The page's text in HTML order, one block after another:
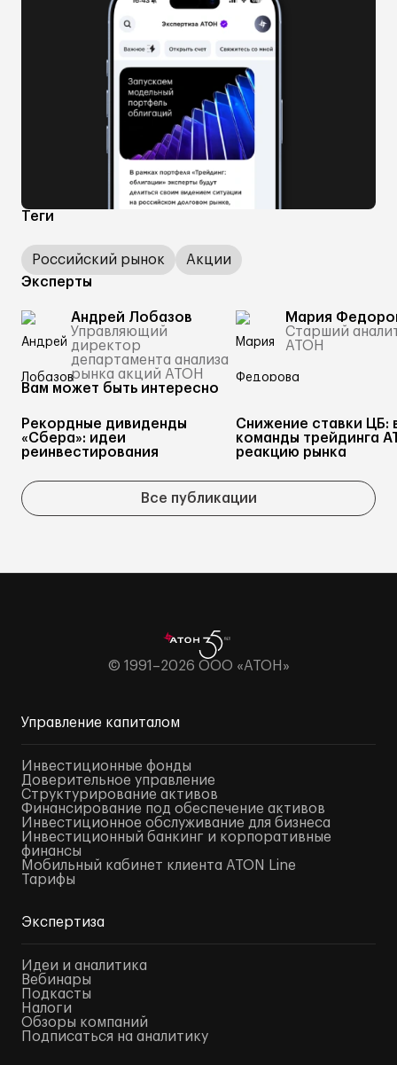
Теги
Российский рынок
Акции
Эксперты
Андрей Лобазов
Управляющий
директор
департамента анализа
рынка акций АТОН
Мария
Старший
АТОН
Вам может быть интересно
Рекордные дивиденды
«Сбера»: идеи
реинвестирования
Снижение ставки ЦБ:
команды трейдинга
реакцию рынка
Все публикации
© 1991–2026 ООО «АТОН»
Управление капиталом
Инвестиционные фонды
Доверительное управление
Структурирование активов
Финансирование под обеспечение активов
Инвестиционное обслуживание для бизнеса
Инвестиционный банкинг и корпоративные
финансы
Мобильный кабинет клиента ATON Line
Тарифы
Экспертиза
Идеи и аналитика
Вебинары
Подкасты
Налоги
Обзоры компаний
Подписаться на аналитику